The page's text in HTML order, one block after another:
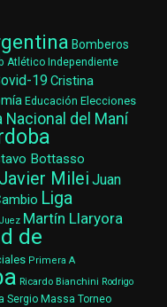
Bomberos
Atlético Independiente
19 Cristina
Educación Elecciones
Nacional del Maní
Bottasso
Javier Milei Juan
Liga
Martín Llaryora
de
Primera A
Ricardo Bianchini Rodrigo
Sergio Massa Torneo